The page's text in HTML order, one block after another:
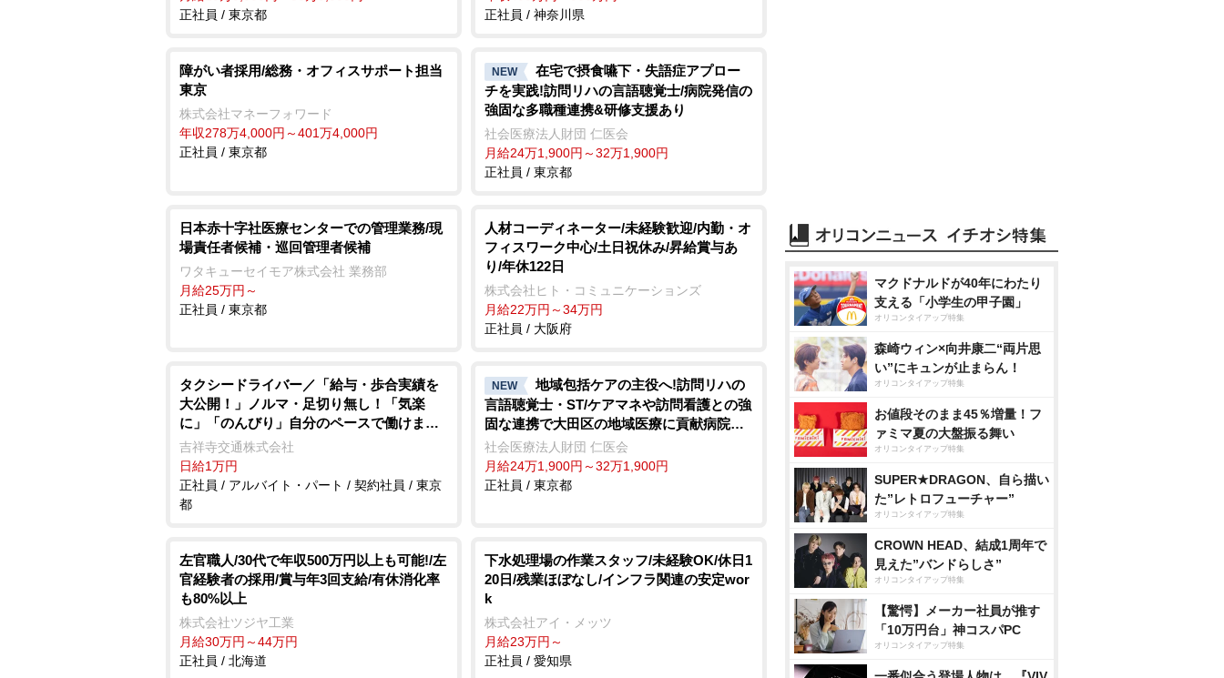
正社員 / 東京都
正社員 / 神奈川県
障がい者採用/総務・オフィスサポート担当
東京
株式会社マネーフォワード
年収278万4,000円～401万4,000円
正社員 / 東京都
NEW
在宅で摂食嚥下・失語症アプロー
チを実践!訪問リハの言語聴覚士/病院発信の
強固な多職種連携&研修支援あり
社会医療法人財団 仁医会
月給24万1,900円～32万1,900円
正社員 / 東京都
日本赤十字社医療センターでの管理業務/現
場責任者候補・巡回管理者候補
ワタキューセイモア株式会社 業務部
月給25万円～
正社員 / 東京都
人材コーディネーター/未経験歓迎/内勤・オ
フィスワーク中心/土日祝休み/昇給賞与あ
り/年休122日
株式会社ヒト・コミュニケーションズ
月給22万円～34万円
正社員 / 大阪府
タクシードライバー／「給与・歩合実績を
大公開！」ノルマ・足切り無し！「気楽
に」「のんびり」自分のペースで働けます
毎月4連休のシフト！(明番込)なのでプライ
ベートも充実できます♪
吉祥寺交通株式会社
日給1万円
正社員 / アルバイト・パート / 契約社員 / 東京
都
NEW
地域包括ケアの主役へ!訪問リハの
言語聴覚士・ST/ケアマネや訪問看護との強
固な連携で大田区の地域医療に貢献病院発
信の安心体制
社会医療法人財団 仁医会
月給24万1,900円～32万1,900円
正社員 / 東京都
左官職人/30代で年収500万円以上も可能!/左
官経験者の採用/賞与年3回支給/有休消化率
も80%以上
株式会社ツジヤ工業
月給30万円～44万円
正社員 / 北海道
下水処理場の作業スタッフ/未経験OK/休日1
20日/残業ほぼなし/インフラ関連の安定wor
k
株式会社アイ・メッツ
月給23万円～
正社員 / 愛知県
マクドナルドが40年にわたり
支える「小学生の甲子園」
オリコンタイアップ特集
森崎ウィン×向井康二“両片思
い”にキュンが止まらん！
オリコンタイアップ特集
お値段そのまま45％増量！フ
ァミマ夏の大盤振る舞い
オリコンタイアップ特集
SUPER★DRAGON、自ら描い
た”レトロフューチャー”
オリコンタイアップ特集
CROWN HEAD、結成1周年で
見えた”バンドらしさ”
オリコンタイアップ特集
【驚愕】メーカー社員が推す
「10万円台」神コスパPC
オリコンタイアップ特集